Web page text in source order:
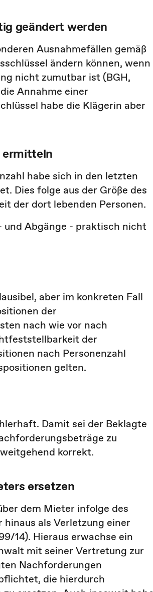
geändert werden
Ausnahmefällen gemäß
ändern können, wenn
nicht zumutbar ist (BGH,
Annahme einer
habe die Klägerin aber
ermitteln
habe sich in den letzten
Dies folge aus der Größe des
der dort lebenden Personen.
und Abgänge - praktisch nicht
aber im konkreten Fall
der
nach wie vor nach
der
nach Personenzahl
gelten.
Damit sei der Beklagte
zu
korrekt.
ersetzen
dem Mieter infolge des
als Verletzung einer
14). Hieraus erwachse ein
mit seiner Vertretung zur
Nachforderungen
die hierdurch